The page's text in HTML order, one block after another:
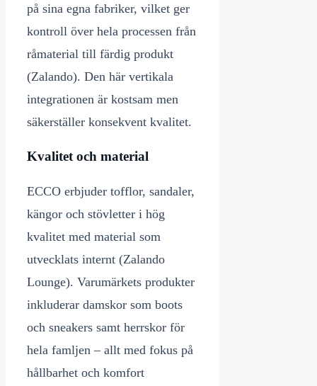
på sina egna fabriker, vilket ger
kontroll över hela processen från
råmaterial till färdig produkt
(Zalando). Den här vertikala
integrationen är kostsam men
säkerställer konsekvent kvalitet.
Kvalitet och material
ECCO erbjuder tofflor, sandaler,
kängor och stövletter i hög
kvalitet med material som
utvecklats internt (Zalando
Lounge). Varumärkets produkter
inkluderar damskor som boots
och sneakers samt herrskor för
hela famljen – allt med fokus på
hållbarhet och komfort